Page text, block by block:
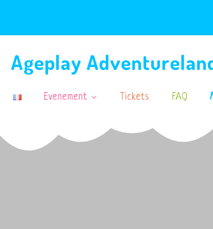
Ageplay
Evenement Tickets FAQ